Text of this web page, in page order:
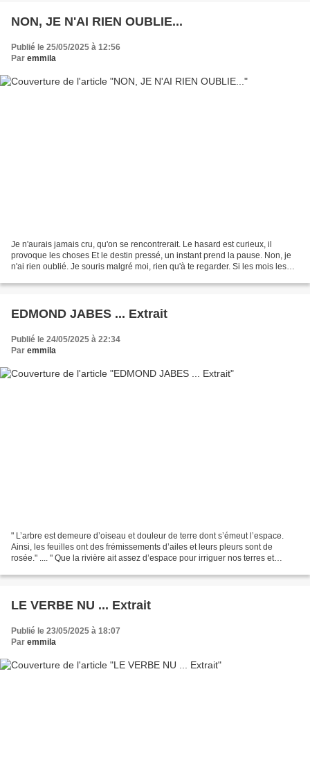
NON, JE N'AI RIEN OUBLIE...
Publié le 25/05/2025 à 12:56
Par emmila
Je n'aurais jamais cru, qu'on se rencontrerait. Le hasard est curieux, il
provoque les choses Et le destin pressé, un instant prend la pause. Non, je
n'ai rien oublié. Je souris malgré moi, rien qu'à te regarder. Si les mois les
EDMOND JABES ... Extrait
Publié le 24/05/2025 à 22:34
Par emmila
" L’arbre est demeure d’oiseau et douleur de terre dont s’émeut l’espace.
Ainsi, les feuilles ont des frémissements d’ailes et leurs pleurs sont de
rosée." .... " Que la rivière ait assez d’espace pour irriguer nos terres et
LE VERBE NU ... Extrait
Publié le 23/05/2025 à 18:07
Par emmila